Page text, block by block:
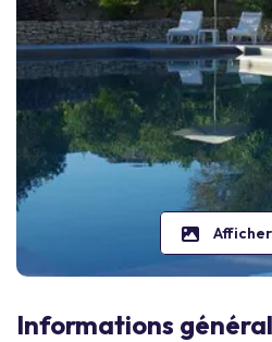
Informations